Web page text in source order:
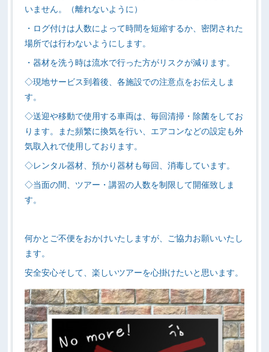
いません。（離れないように）
・ログ付けは人数によって時間を短縮するか、密閉された
場所では行わないようにします。
・器材を洗う時は流水で行った方がリスクが減ります。
◇現地サービス到着後、各施設での注意点をお伝えしま
す。
◇送迎や移動で使用する車両は、毎回清掃・除菌をしてお
ります。また頻繁に換気を行い、エアコンなどの設定も外
気取入れで使用しております。
◇レンタル器材、預かり器材も毎回、消毒しています。
◇当面の間、ツアー・講習の人数を制限して開催致しま
す。
何かとご不便をおかけいたしますが、ご協力お願いいたし
ます。
安全安心そして、楽しいツアーを心掛けたいと思います。